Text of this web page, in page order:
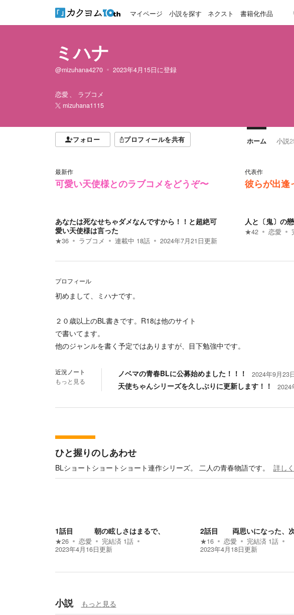
マイページ 小説を探す ネクスト 書籍化作品
ミハナ
@mizuhana4270 2023年4月15日に登録
恋愛
ラブコメ
mizuhana1115
フォロー プロフィールを共有 ホーム 小説
最新作
可愛い天使様とのラブコメをどうぞ〜
あなたは死なせちゃダメなんですから！！と超絶可
愛い天使様は言った
★36 ラブコメ 連載中 18話 2024年7月21日更新
代表作
彼らが出逢
人と〔鬼〕の
★42 恋愛
プロフィール
初めまして、ミハナです。
２０歳以上のBL書きです。R18は他のサイト
で書いてます。
他のジャンルを書く予定ではありますが、目下勉強中です。
近況ノート
もっと見る
ノベマの青春BLに公募始めました！！！ 2024年9月23
天使ちゃんシリーズを久しぶりに更新します！！ 2024
ひと握りのしあわせ
BLショートショートショート連作シリーズ。 二人の青春物語です。 詳し
1話目 朝の眩しさはまるで、
★26 恋愛 完結済 1話
2023年4月16日更新
2話目 両思いになった、
★16 恋愛 完結済 1話
2023年4月18日更新
小説 もっと見る